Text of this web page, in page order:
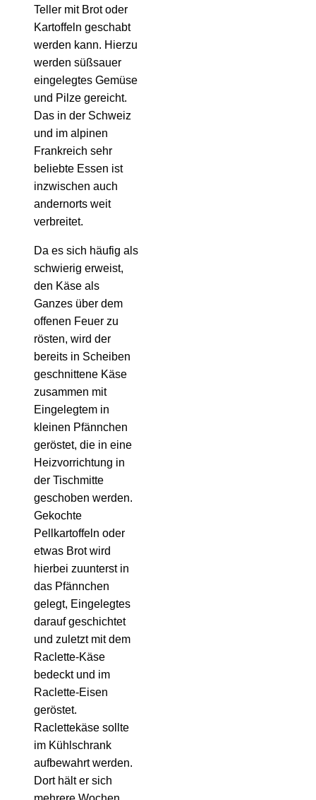
Teller mit Brot oder
Kartoffeln geschabt
werden kann. Hierzu
werden süßsauer
eingelegtes Gemüse
und Pilze gereicht.
Das in der Schweiz
und im alpinen
Frankreich sehr
beliebte Essen ist
inzwischen auch
andernorts weit
verbreitet.
Da es sich häufig als
schwierig erweist,
den Käse als
Ganzes über dem
offenen Feuer zu
rösten, wird der
bereits in Scheiben
geschnittene Käse
zusammen mit
Eingelegtem in
kleinen Pfännchen
geröstet, die in eine
Heizvorrichtung in
der Tischmitte
geschoben werden.
Gekochte
Pellkartoffeln oder
etwas Brot wird
hierbei zuunterst in
das Pfännchen
gelegt, Eingelegtes
darauf geschichtet
und zuletzt mit dem
Raclette-Käse
bedeckt und im
Raclette-Eisen
geröstet.
Raclettekäse sollte
im Kühlschrank
aufbewahrt werden.
Dort hält er sich